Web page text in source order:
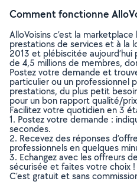
Comment fonctionne
AlloVoisins c’est la
prestations de services et à la
2013 et plébiscitée
de 4,5 millions de membres,
Postez votre demande et
particulier ou un professionnel
prestations, du plus petit
pour un bon rapport qualité/
Facilitez votre quotidien en 3
1. Postez votre demande :
secondes.
2. Recevez des réponses
professionnels en quelques
3. Echangez avec les offreurs
sécurisée et faites votre choix !
C’est gratuit et sans